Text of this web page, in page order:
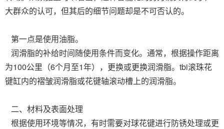
大群众的认可，但其后的细节问题却是不可否认的。
第一点是使用油脂。
润滑脂的补给时间随使用条件而变化。通常，根据操作距离
为100公里（6个月至1年），更换或更换润滑脂。tbi滚珠花
键缸内的褶皱润滑脂或花键轴滚动槽上的润滑脂。
二、材料及表面处理
根据使用环境等情况，有时需要对球花键进行防锈处理或更